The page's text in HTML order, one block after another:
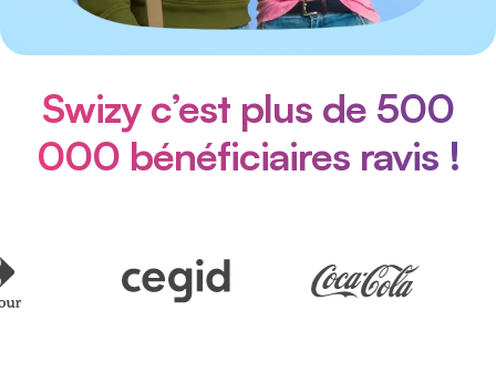
Swizy c’est plus de 500
000 bénéficiaires ravis !